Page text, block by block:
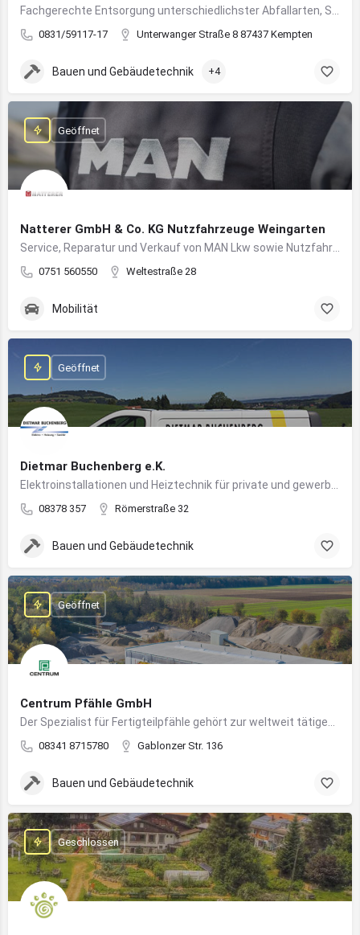
0831/59117-17 Unterwanger Straße 8 87437 Kempten
Bauen und Gebäudetechnik +4
Natterer GmbH & Co. KG Nutzfahrzeuge Weingarten
0751 560550 Weltestraße 28
Geöffnet
Mobilität
Dietmar Buchenberg e.K.
08378 357 Römerstraße 32
Geöffnet
Bauen und Gebäudetechnik
Centrum Pfähle GmbH
08341 8715780 Gablonzer Str. 136
Geöffnet
Bauen und Gebäudetechnik
Geschlossen